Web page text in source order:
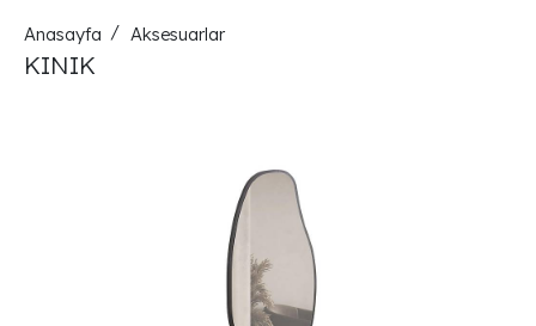
Anasayfa Aksesuarlar
KINIK